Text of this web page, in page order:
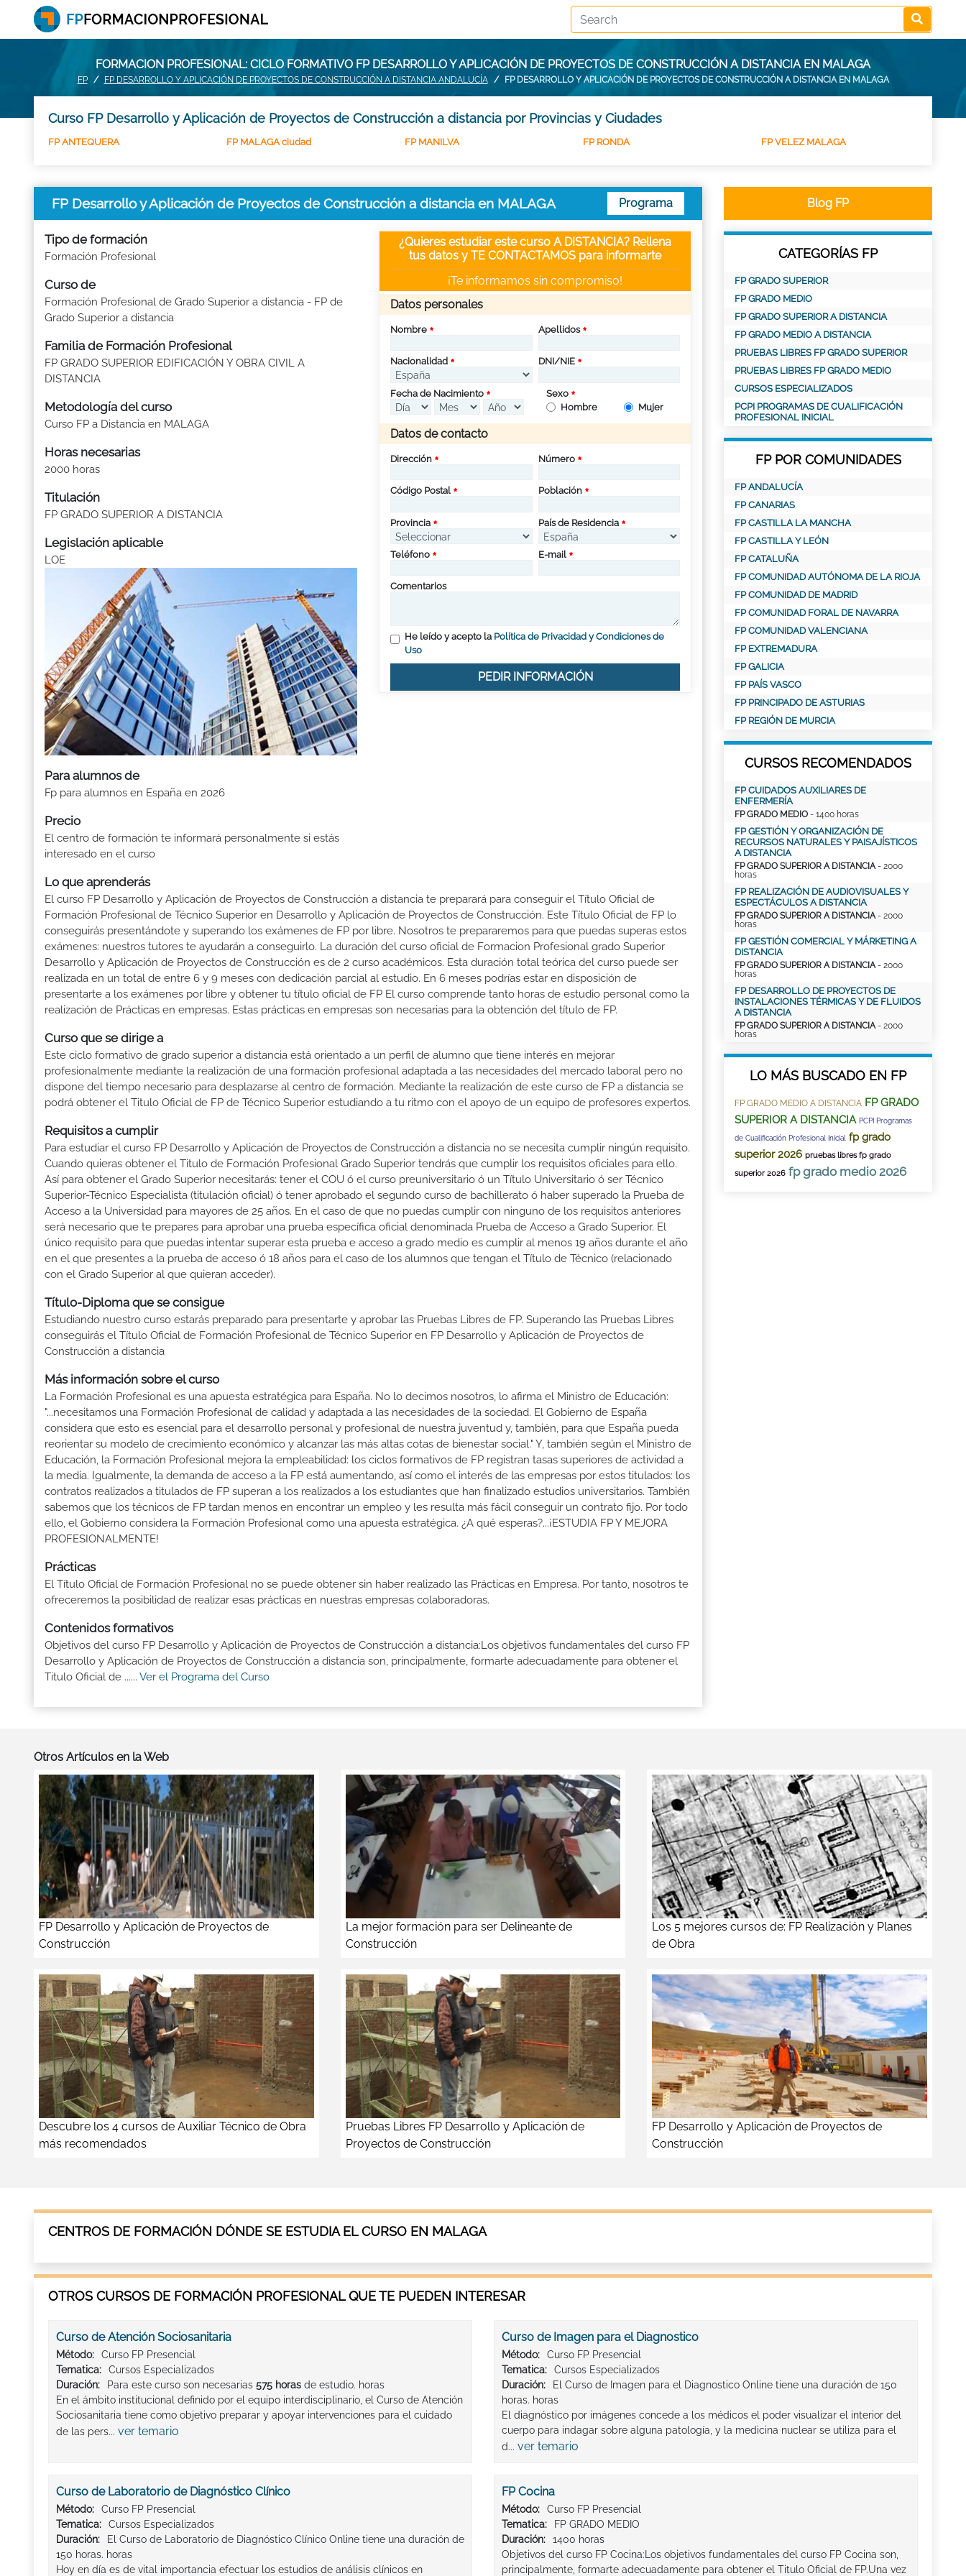
FORMACION PROFESIONAL: CICLO FORMATIVO FP DESARROLLO Y APLICACIÓN DE PROYECTOS DE CONSTRUCCIÓN A DISTANCIA EN MALAGA
FP FP DESARROLLO Y APLICACIÓN DE PROYECTOS DE CONSTRUCCIÓN A DISTANCIA ANDALUCÍA FP DESARROLLO Y APLICACIÓN DE PROYECTOS DE CONSTRUCCIÓN A DISTANCIA EN MALAGA
Curso FP Desarrollo y Aplicación de Proyectos de Construcción a distancia por Provincias y Ciudades
FP ANTEQUERA FP MALAGA ciudad FP MANILVA FP RONDA FP VELEZ MALAGA
FP Desarrollo y Aplicación de Proyectos de Construcción a distancia en MALAGA Programa
Tipo de formación
Formación Profesional
Curso de
Formación Profesional de Grado Superior a distancia - FP de
Grado Superior a distancia
Familia de Formación Profesional
FP GRADO SUPERIOR EDIFICACIÓN Y OBRA CIVIL A
DISTANCIA
Metodología del curso
Curso FP a Distancia en MALAGA
Horas necesarias
2000 horas
Titulación
FP GRADO SUPERIOR A DISTANCIA
Legislación aplicable
LOE
Para alumnos de
Fp para alumnos en España en 2026
Precio
El centro de formación te informará personalmente si estás
interesado en el curso
¿Quieres estudiar este curso A DISTANCIA? Rellena
tus datos y TE CONTACTAMOS para informarte
¡Te informamos sin compromiso!
Datos personales
Nombre Apellidos
Nacionalidad DNI/NIE
Fecha de Nacimiento
Sexo
Hombre
Mujer
Datos de contacto
Dirección Número
Código Postal Población
Provincia País de Residencia
Teléfono E-mail
Comentarios
He leído y acepto la Política de Privacidad y Condiciones de
Uso
PEDIR INFORMACIÓN
Lo que aprenderás
El curso FP Desarrollo y Aplicación de Proyectos de Construcción a distancia te preparará para conseguir el Título Oficial de
Formación Profesional de Técnico Superior en Desarrollo y Aplicación de Proyectos de Construcción. Este Título Oficial de FP lo
conseguirás presentándote y superando los exámenes de FP por libre. Nosotros te prepararemos para que puedas superas estos
exámenes: nuestros tutores te ayudarán a conseguirlo. La duración del curso oficial de Formacion Profesional grado Superior
Desarrollo y Aplicación de Proyectos de Construcción es de 2 curso académicos. Esta duración total teórica del curso puede ser
realizada en un total de entre 6 y 9 meses con dedicación parcial al estudio. En 6 meses podrías estar en disposición de
presentarte a los exámenes por libre y obtener tu título oficial de FP El curso comprende tanto horas de estudio personal como la
realización de Prácticas en empresas. Estas prácticas en empresas son necesarias para la obtención del título de FP.
Curso que se dirige a
Este ciclo formativo de grado superior a distancia está orientado a un perfil de alumno que tiene interés en mejorar
profesionalmente mediante la realización de una formación profesional adaptada a las necesidades del mercado laboral pero no
dispone del tiempo necesario para desplazarse al centro de formación. Mediante la realización de este curso de FP a distancia se
podrá obtener el Titulo Oficial de FP de Técnico Superior estudiando a tu ritmo con el apoyo de un equipo de profesores expertos.
Requisitos a cumplir
Para estudiar el curso FP Desarrollo y Aplicación de Proyectos de Construcción a distancia no se necesita cumplir ningún requisito.
Cuando quieras obtener el Titulo de Formación Profesional Grado Superior tendrás que cumplir los requisitos oficiales para ello.
Así para obtener el Grado Superior necesitarás: tener el COU ó el curso preuniversitario ó un Título Universitario ó ser Técnico
Superior-Técnico Especialista (titulación oficial) ó tener aprobado el segundo curso de bachillerato ó haber superado la Prueba de
Acceso a la Universidad para mayores de 25 años. En el caso de que no puedas cumplir con ninguno de los requisitos anteriores
será necesario que te prepares para aprobar una prueba específica oficial denominada Prueba de Acceso a Grado Superior. El
único requisito para que puedas intentar superar esta prueba e acceso a grado medio es cumplir al menos 19 años durante el año
en el que presentes a la prueba de acceso ó 18 años para el caso de los alumnos que tengan el Título de Técnico (relacionado
con el Grado Superior al que quieran acceder).
Título-Diploma que se consigue
Estudiando nuestro curso estarás preparado para presentarte y aprobar las Pruebas Libres de FP. Superando las Pruebas Libres
conseguirás el Título Oficial de Formación Profesional de Técnico Superior en FP Desarrollo y Aplicación de Proyectos de
Construcción a distancia
Más información sobre el curso
La Formación Profesional es una apuesta estratégica para España. No lo decimos nosotros, lo afirma el Ministro de Educación:
"...necesitamos una Formación Profesional de calidad y adaptada a las necesidades de la sociedad. El Gobierno de España
considera que esto es esencial para el desarrollo personal y profesional de nuestra juventud y, también, para que España pueda
reorientar su modelo de crecimiento económico y alcanzar las más altas cotas de bienestar social." Y, también según el Ministro de
Educación, la Formación Profesional mejora la empleabilidad: los ciclos formativos de FP registran tasas superiores de actividad a
la media. Igualmente, la demanda de acceso a la FP está aumentando, así como el interés de las empresas por estos titulados: los
contratos realizados a titulados de FP superan a los realizados a los estudiantes que han finalizado estudios universitarios. También
sabemos que los técnicos de FP tardan menos en encontrar un empleo y les resulta más fácil conseguir un contrato fijo. Por todo
ello, el Gobierno considera la Formación Profesional como una apuesta estratégica. ¿A qué esperas?...¡ESTUDIA FP Y MEJORA
PROFESIONALMENTE!
Prácticas
El Título Oficial de Formación Profesional no se puede obtener sin haber realizado las Prácticas en Empresa. Por tanto, nosotros te
ofreceremos la posibilidad de realizar esas prácticas en nuestras empresas colaboradoras.
Contenidos formativos
Objetivos del curso FP Desarrollo y Aplicación de Proyectos de Construcción a distancia:Los objetivos fundamentales del curso FP
Desarrollo y Aplicación de Proyectos de Construcción a distancia son, principalmente, formarte adecuadamente para obtener el
Titulo Oficial de ...... Ver el Programa del Curso
Blog FP
CATEGORÍAS FP
FP GRADO SUPERIOR
FP GRADO MEDIO
FP GRADO SUPERIOR A DISTANCIA
FP GRADO MEDIO A DISTANCIA
PRUEBAS LIBRES FP GRADO SUPERIOR
PRUEBAS LIBRES FP GRADO MEDIO
CURSOS ESPECIALIZADOS
PCPI PROGRAMAS DE CUALIFICACIÓN
PROFESIONAL INICIAL
FP POR COMUNIDADES
FP ANDALUCÍA
FP CANARIAS
FP CASTILLA LA MANCHA
FP CASTILLA Y LEÓN
FP CATALUÑA
FP COMUNIDAD AUTÓNOMA DE LA RIOJA
FP COMUNIDAD DE MADRID
FP COMUNIDAD FORAL DE NAVARRA
FP COMUNIDAD VALENCIANA
FP EXTREMADURA
FP GALICIA
FP PAÍS VASCO
FP PRINCIPADO DE ASTURIAS
FP REGIÓN DE MURCIA
CURSOS RECOMENDADOS
FP CUIDADOS AUXILIARES DE
ENFERMERÍA
FP GRADO MEDIO - 1400 horas
FP GESTIÓN Y ORGANIZACIÓN DE
RECURSOS NATURALES Y PAISAJÍSTICOS
A DISTANCIA
FP GRADO SUPERIOR A DISTANCIA- 2000
horas
FP REALIZACIÓN DE AUDIOVISUALES Y
ESPECTÁCULOS A DISTANCIA
FP GRADO SUPERIOR A DISTANCIA- 2000
horas
FP GESTIÓN COMERCIAL Y MÁRKETING A
DISTANCIA
FP GRADO SUPERIOR A DISTANCIA- 2000
horas
FP DESARROLLO DE PROYECTOS DE
INSTALACIONES TÉRMICAS Y DE FLUIDOS
A DISTANCIA
FP GRADO SUPERIOR A DISTANCIA- 2000
horas
LO MÁS BUSCADO EN FP
FP GRADO MEDIO A DISTANCIA FP GRADO
SUPERIOR A DISTANCIA PCPI Programas
de Cualificación Profesional Inicial
fp grado
superior 2026 pruebas libres fp grado
superior 2026 fp grado medio 2026
Otros Artículos en la Web
FP Desarrollo y Aplicación de Proyectos de
Construcción
La mejor formación para ser Delineante de
Construcción
Los 5 mejores cursos de: FP Realización y Planes
de Obra
Descubre los 4 cursos de Auxiliar Técnico de Obra
más recomendados
Pruebas Libres FP Desarrollo y Aplicación de
Proyectos de Construcción
FP Desarrollo y Aplicación de Proyectos de
Construcción
CENTROS DE FORMACIÓN DÓNDE SE ESTUDIA EL CURSO EN MALAGA
OTROS CURSOS DE FORMACIÓN PROFESIONAL QUE TE PUEDEN INTERESAR
Curso de Atención Sociosanitaria
Método:
Curso FP Presencial
Tematica:
Cursos Especializados
Duración:
Para este curso son necesarias 575 horas de estudio. horas
En el ámbito institucional definido por el equipo interdisciplinario, el Curso de Atención
Sociosanitaria tiene como objetivo preparar y apoyar intervenciones para el cuidado
de las pers... ver temario
Curso de Imagen para el Diagnostico
Método:
Curso FP Presencial
Tematica:
Cursos Especializados
Duración:
El Curso de Imagen para el Diagnostico Online tiene una duración de 150
horas. horas
El diagnóstico por imágenes concede a los médicos el poder visualizar el interior del
cuerpo para indagar sobre alguna patología, y la medicina nuclear se utiliza para el
d... ver temario
Curso de Laboratorio de Diagnóstico Clínico
Método:
Curso FP Presencial
Tematica:
Cursos Especializados
Duración:
El Curso de Laboratorio de Diagnóstico Clínico Online tiene una duración de
150 horas. horas
Hoy en día es de vital importancia efectuar los estudios de análisis clínicos en
FP Cocina
Método:
Curso FP Presencial
Tematica:
FP GRADO MEDIO
Duración:
1400 horas
Objetivos del curso FP Cocina:Los objetivos fundamentales del curso FP Cocina son,
principalmente, formarte adecuadamente para obtener el Titulo Oficial de FP.Una vez